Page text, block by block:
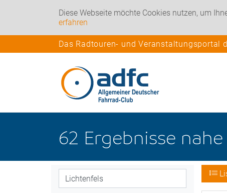
Diese Webseite möchte Cookies nutzen, um
erfahren
Das Radtouren- und Veranstaltungsportal
62 Ergebnisse nahe